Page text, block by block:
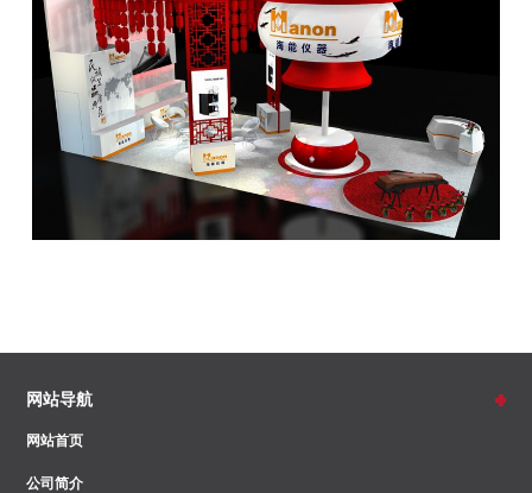
网站导航
网站首页
公司简介